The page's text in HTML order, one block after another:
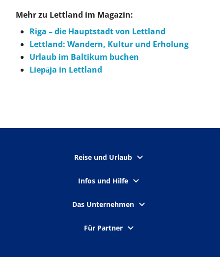
Mehr zu Lettland im Magazin:
Riga – die Hauptstadt von Lettland
Lettland: Wandern, Kultur und Erholung
Urlaub im Baltikum buchen
Liepāja in Lettland
Reise und Urlaub
Infos und Hilfe
Das Unternehmen
Für Partner